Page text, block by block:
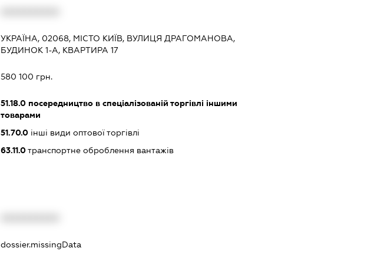
УКРАЇНА, 02068, МІСТО КИЇВ, ВУЛИЦЯ ДРАГОМАНОВА,
БУДИНОК 1-А, КВАРТИРА 17
580 100 грн.
51.18.0посередництво в спеціалізованій торгівлі іншими
товарами
51.70.0інші види оптової торгівлі
63.11.0транспортне оброблення вантажів
dossier.missingData